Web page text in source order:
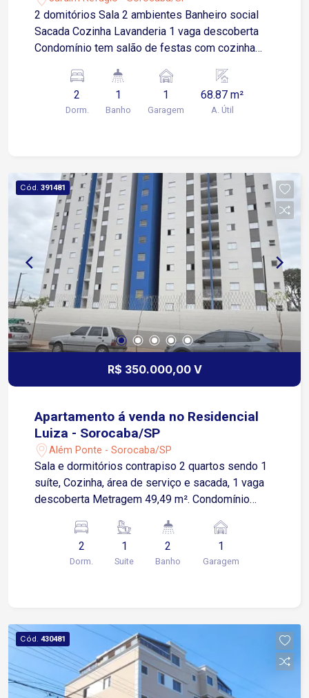
2 domitórios Sala 2 ambientes Banheiro social
Sacada Cozinha Lavanderia 1 vaga descoberta
Condomínio tem salão de festas com cozinha
2
Dorm.
1
Banho
1
Garagem
68.87 m²
A. Útil
Cód. 391481
R$ 350.000,00 V
Apartamento á venda no Residencial
Luiza - Sorocaba/SP
Além Ponte - Sorocaba/SP
Sala e dormitórios contrapiso 2 quartos sendo 1
suíte, Cozinha, área de serviço e sacada, 1 vaga
descoberta Metragem 49,49 m². Condomínio
festas Piscina Academia Espaçou gourmet Sauna
Área de convivência Playground Bicicletário
Elevador para Pcd acesso à academia
2
Dorm.
1
Suite
2
Banho
1
Garagem
Cód. 430481